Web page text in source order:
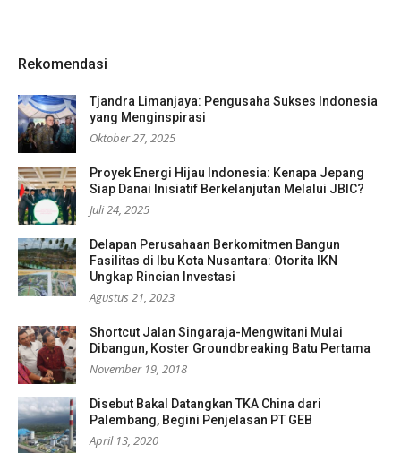
Rekomendasi
Tjandra Limanjaya: Pengusaha Sukses Indonesia
yang Menginspirasi
Oktober 27, 2025
Proyek Energi Hijau Indonesia: Kenapa Jepang
Siap Danai Inisiatif Berkelanjutan Melalui JBIC?
Juli 24, 2025
Delapan Perusahaan Berkomitmen Bangun
Fasilitas di Ibu Kota Nusantara: Otorita IKN
Ungkap Rincian Investasi
Agustus 21, 2023
Shortcut Jalan Singaraja-Mengwitani Mulai
Dibangun, Koster Groundbreaking Batu Pertama
November 19, 2018
Disebut Bakal Datangkan TKA China dari
Palembang, Begini Penjelasan PT GEB
April 13, 2020